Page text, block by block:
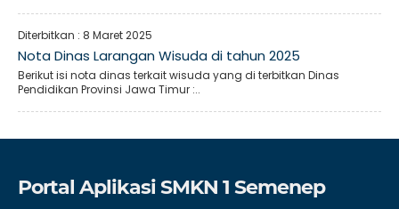
Diterbitkan : 8 Maret 2025
Nota Dinas Larangan Wisuda di tahun 2025
Berikut isi nota dinas terkait wisuda yang di terbitkan Dinas
Pendidikan Provinsi Jawa Timur :..
Portal Aplikasi SMKN 1 Semenep